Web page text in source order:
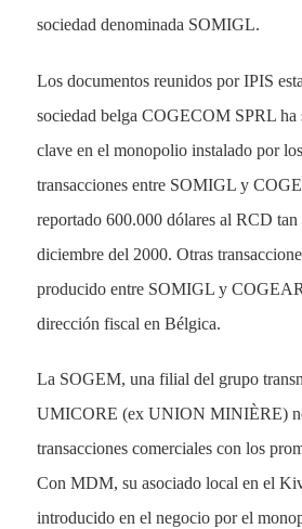
sociedad denominada SOMIGL.
Los documentos reunidos por IPIS
sociedad belga COGECOM SPRL ha
clave en el monopolio instalado por
transacciones entre SOMIGL y
reportado 600.000 dólares al RCD tan
diciembre del 2000. Otras
producido entre SOMIGL y
dirección fiscal en Bélgica.
La SOGEM, una filial del grupo
UMICORE (ex UNION MINIÈRE)
transacciones comerciales con los
Con MDM, su asociado local en el
introducido en el negocio por el